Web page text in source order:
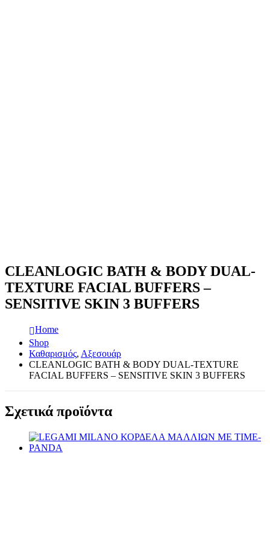
CLEANLOGIC BATH & BODY DUAL-
TEXTURE FACIAL BUFFERS –
SENSITIVE SKIN 3 BUFFERS
Home
Shop
Καθαρισμός, Αξεσουάρ
CLEANLOGIC BATH & BODY DUAL-TEXTURE
FACIAL BUFFERS – SENSITIVE SKIN 3 BUFFERS
Σχετικά προϊόντα